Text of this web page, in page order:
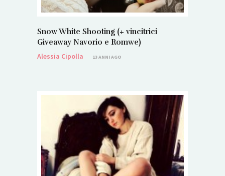
Snow White Shooting (+ vincitrici
Giveaway Navorio e Romwe)
Alessia Cipolla
13 ANNI AGO